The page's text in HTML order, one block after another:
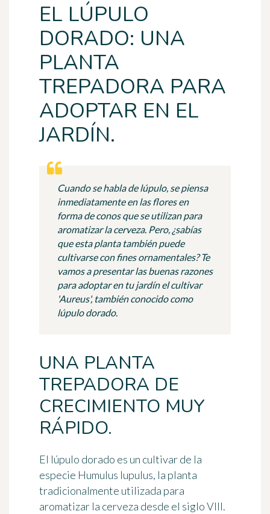
EL LÚPULO
DORADO: UNA
PLANTA
TREPADORA PARA
ADOPTAR EN EL
JARDÍN.
Cuando se habla de lúpulo, se piensa
inmediatamente en las flores en
forma de conos que se utilizan para
aromatizar la cerveza. Pero, ¿sabías
que esta planta también puede
cultivarse con fines ornamentales? Te
vamos a presentar las buenas razones
para adoptar en tu jardín el cultivar
'Aureus', también conocido como
lúpulo dorado.
UNA PLANTA
TREPADORA DE
CRECIMIENTO MUY
RÁPIDO.
El lúpulo dorado es un cultivar de la
especie Humulus lupulus, la planta
tradicionalmente utilizada para
aromatizar la cerveza desde el siglo VIII.